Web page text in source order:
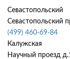
Севастопольский
Севастопольский
(499) 460-69-84
Калужская
Научный проезд